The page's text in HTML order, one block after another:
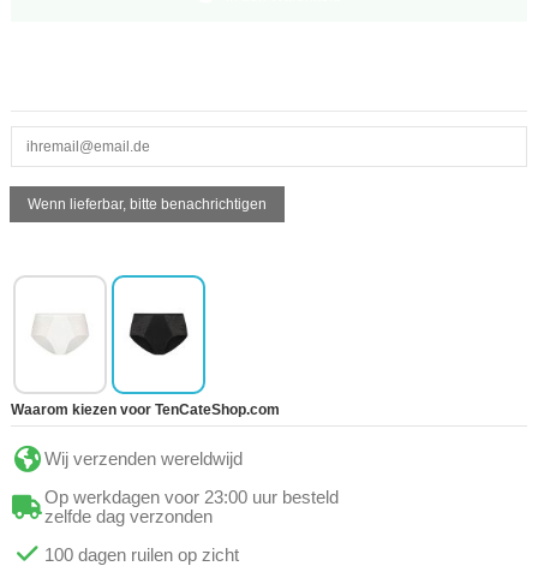
Waarom kiezen voor TenCateShop.com
Wij verzenden wereldwijd
Op werkdagen voor 23:00 uur besteld
zelfde dag verzonden
100 dagen ruilen op zicht